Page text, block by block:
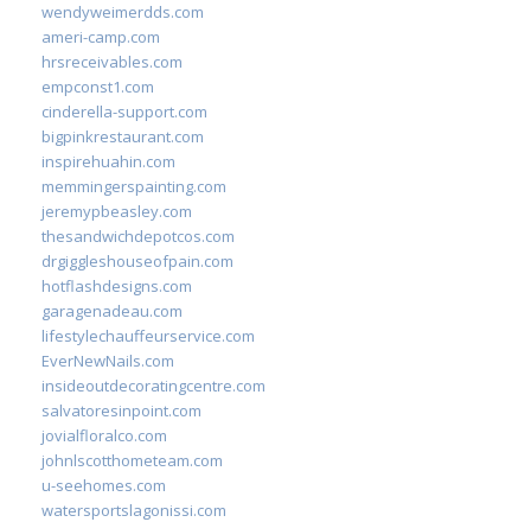
wendyweimerdds.com
ameri-camp.com
hrsreceivables.com
empconst1.com
cinderella-support.com
bigpinkrestaurant.com
inspirehuahin.com
memmingerspainting.com
jeremypbeasley.com
thesandwichdepotcos.com
drgiggleshouseofpain.com
hotflashdesigns.com
garagenadeau.com
lifestylechauffeurservice.com
EverNewNails.com
insideoutdecoratingcentre.com
salvatoresinpoint.com
jovialfloralco.com
johnlscotthometeam.com
u-seehomes.com
watersportslagonissi.com